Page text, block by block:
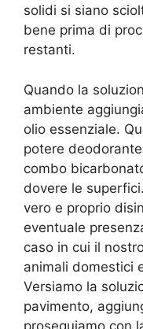
solidi si siano
bene prima di
restanti.
Quando la
ambiente
olio essenziale.
potere
combo
dovere le
vero e proprio
eventuale
caso in cui il
animali domestici
Versiamo la
pavimento,
proseguiamo con